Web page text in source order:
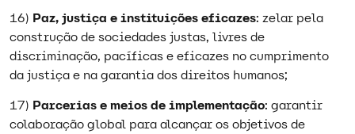
16) Paz, justiça e instituições eficazes: zelar pela
construção de sociedades justas, livres de
discriminação, pacíficas e eficazes no cumprimento
da justiça e na garantia dos direitos humanos;
17) Parcerias e meios de implementação: garantir
colaboração global para alcançar os objetivos de